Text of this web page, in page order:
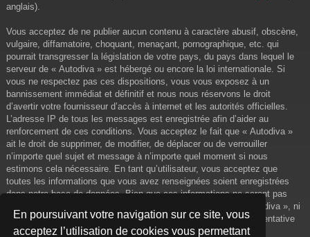
En poursuivant votre navigation sur ce site, vous
acceptez l’utilisation de cookies vous permettant
anglais).
Vous acceptez de ne publier aucun contenu à caractère abusif, obscène,
vulgaire, diffamatoire, choquant, menaçant, pornographique, etc. qui
pourrait transgresser la législation de votre pays, du pays dans lequel le
serveur de « Autodiva » est hébergé ou encore la loi internationale. Si
vous ne respectez pas ces dispositions, vous vous exposez à un
bannissement immédiat et définitif et nous nous réservons le droit
d’avertir votre fournisseur d’accès à internet et les autorités officielles.
L’adresse IP de tous les messages est enregistrée afin d’aider au
renforcement de ces conditions. Vous acceptez le fait que « Autodiva »
ait le droit de supprimer, de modifier, de déplacer ou de verrouiller
n’importe quel sujet et message à n’importe quel moment si nous
estimons cela nécessaire. En tant qu’utilisateur, vous acceptez que
toutes les informations que vous avez renseignées soient enregistrées
dans notre base de données. Bien que ces informations ne seront pas
diffusées à une tierce partie sans votre consentement, ni « Autodiva », ni
phpBB, ne pourront être tenus comme responsables en cas de tentative
de piratage informatique visant à compromettre vos données.